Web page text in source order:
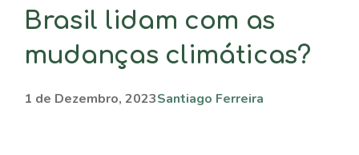
Brasil lidam com as
mudanças climáticas?
1 de Dezembro, 2023Santiago Ferreira